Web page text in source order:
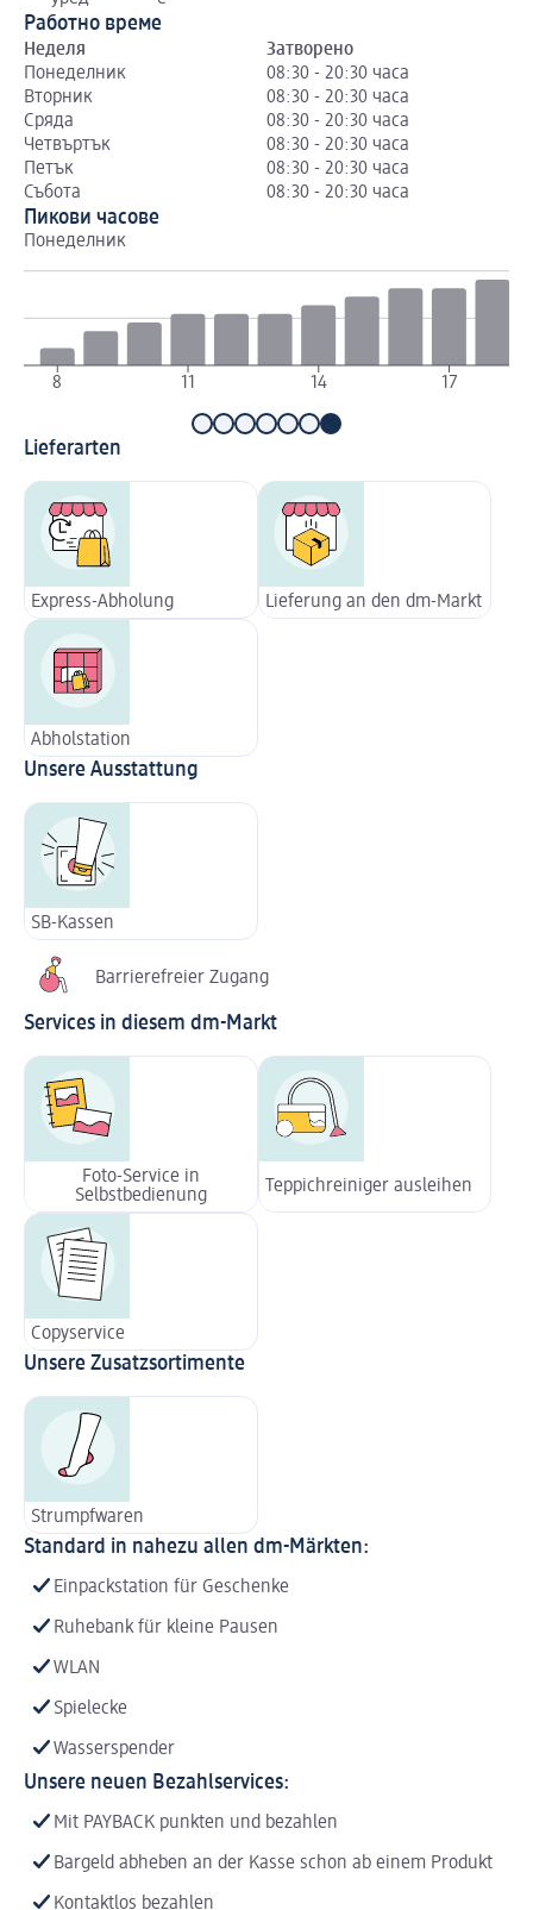
Работно време
Неделя
Затворено
Понеделник
08:30 - 20:30 часа
Вторник
08:30 - 20:30 часа
Сряда
08:30 - 20:30 часа
Четвъртък
08:30 - 20:30 часа
Петък
08:30 - 20:30 часа
Събота
08:30 - 20:30 часа
Пикови часове
Понеделник
8 11 14 17
Lieferarten
Express-Abholung Lieferung an den dm-Markt
Abholstation
Unsere Ausstattung
SB-Kassen
Barrierefreier Zugang
Services in diesem dm-Markt
Foto-Service in
Selbstbedienung
Teppichreiniger ausleihen
Copyservice
Unsere Zusatzsortimente
Strumpfwaren
Standard in nahezu allen dm-Märkten:
Einpackstation für Geschenke
Ruhebank für kleine Pausen
WLAN
Spielecke
Wasserspender
Unsere neuen Bezahlservices:
Mit PAYBACK punkten und bezahlen
Bargeld abheben an der Kasse schon ab einem Produkt
Kontaktlos bezahlen